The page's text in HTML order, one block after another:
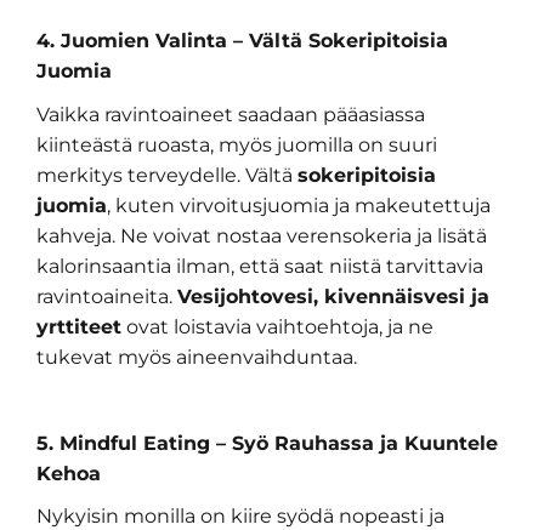
4. Juomien Valinta – Vältä Sokeripitoisia
Juomia
Vaikka ravintoaineet saadaan pääasiassa
kiinteästä ruoasta, myös juomilla on suuri
merkitys terveydelle. Vältä sokeripitoisia
juomia, kuten virvoitusjuomia ja makeutettuja
kahveja. Ne voivat nostaa verensokeria ja lisätä
kalorinsaantia ilman, että saat niistä tarvittavia
ravintoaineita. Vesijohtovesi, kivennäisvesi ja
yrttiteet ovat loistavia vaihtoehtoja, ja ne
tukevat myös aineenvaihduntaa.
5. Mindful Eating – Syö Rauhassa ja Kuuntele
Kehoa
Nykyisin monilla on kiire syödä nopeasti ja